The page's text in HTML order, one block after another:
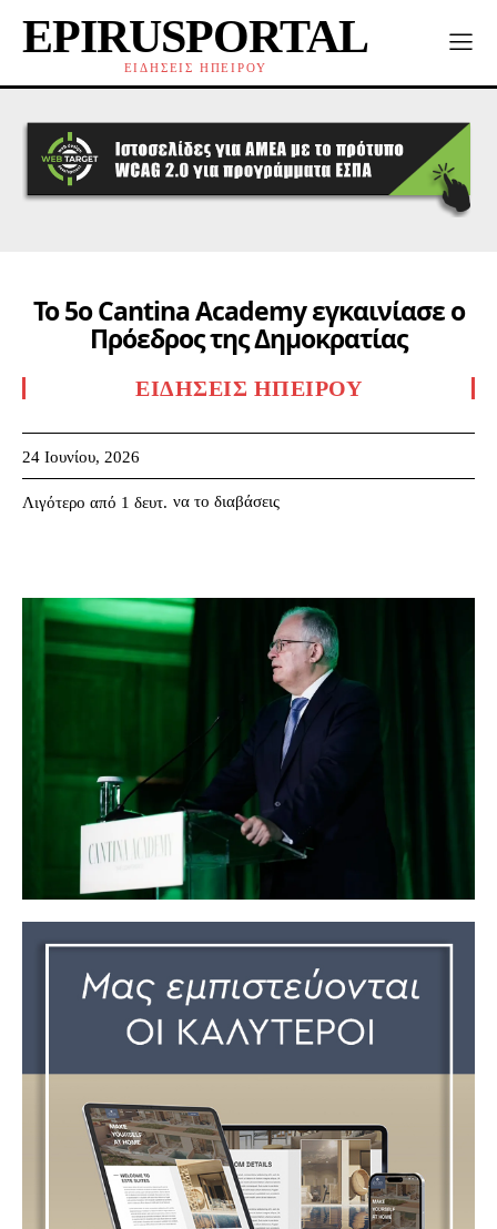
EPIRUSPORTAL
ΕΙΔΗΣΕΙΣ ΗΠΕΙΡΟΥ
Το 5ο Cantina Academy εγκαινίασε ο
Πρόεδρος της Δημοκρατίας
ΕΙΔΉΣΕΙΣ ΗΠΕΊΡΟΥ
24 Ιουνίου, 2026
Λιγότερο από 1 δευτ. να το διαβάσεις